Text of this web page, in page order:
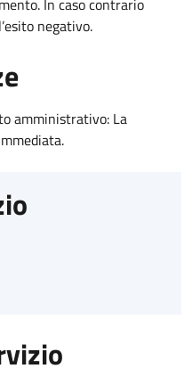
In caso contrario
negativo.
amministrativo: La